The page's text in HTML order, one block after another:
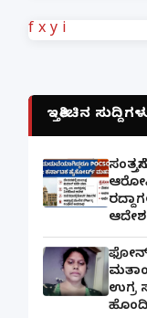
f x y i
ಇತ್ತೀಚಿನ
ಆದೇಶ
ಫೋನ್
ಉಗ್ರ